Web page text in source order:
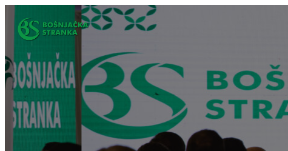
Idi
na
sadržaj